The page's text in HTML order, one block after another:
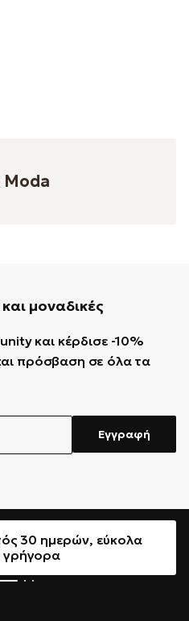
μοναδικές
και κέρδισε -10%
πρόσβαση σε όλα τα
Εγγραφή
30 ημερών, εύκολα
γρήγορα